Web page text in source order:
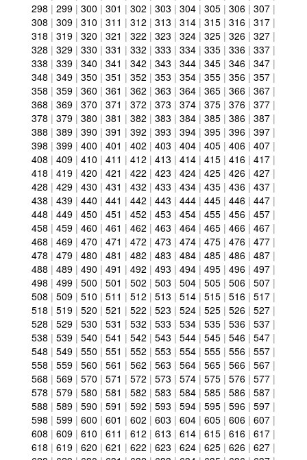
298 | 299 | 300 | 301 | 302 | 303 | 304 | 305 | 306 | 307 |
308 | 309 | 310 | 311 | 312 | 313 | 314 | 315 | 316 | 317 |
318 | 319 | 320 | 321 | 322 | 323 | 324 | 325 | 326 | 327 |
328 | 329 | 330 | 331 | 332 | 333 | 334 | 335 | 336 | 337 |
338 | 339 | 340 | 341 | 342 | 343 | 344 | 345 | 346 | 347 |
348 | 349 | 350 | 351 | 352 | 353 | 354 | 355 | 356 | 357 |
358 | 359 | 360 | 361 | 362 | 363 | 364 | 365 | 366 | 367 |
368 | 369 | 370 | 371 | 372 | 373 | 374 | 375 | 376 | 377 |
378 | 379 | 380 | 381 | 382 | 383 | 384 | 385 | 386 | 387 |
388 | 389 | 390 | 391 | 392 | 393 | 394 | 395 | 396 | 397 |
398 | 399 | 400 | 401 | 402 | 403 | 404 | 405 | 406 | 407 |
408 | 409 | 410 | 411 | 412 | 413 | 414 | 415 | 416 | 417 |
418 | 419 | 420 | 421 | 422 | 423 | 424 | 425 | 426 | 427 |
428 | 429 | 430 | 431 | 432 | 433 | 434 | 435 | 436 | 437 |
438 | 439 | 440 | 441 | 442 | 443 | 444 | 445 | 446 | 447 |
448 | 449 | 450 | 451 | 452 | 453 | 454 | 455 | 456 | 457 |
458 | 459 | 460 | 461 | 462 | 463 | 464 | 465 | 466 | 467 |
468 | 469 | 470 | 471 | 472 | 473 | 474 | 475 | 476 | 477 |
478 | 479 | 480 | 481 | 482 | 483 | 484 | 485 | 486 | 487 |
488 | 489 | 490 | 491 | 492 | 493 | 494 | 495 | 496 | 497 |
498 | 499 | 500 | 501 | 502 | 503 | 504 | 505 | 506 | 507 |
508 | 509 | 510 | 511 | 512 | 513 | 514 | 515 | 516 | 517 |
518 | 519 | 520 | 521 | 522 | 523 | 524 | 525 | 526 | 527 |
528 | 529 | 530 | 531 | 532 | 533 | 534 | 535 | 536 | 537 |
538 | 539 | 540 | 541 | 542 | 543 | 544 | 545 | 546 | 547 |
548 | 549 | 550 | 551 | 552 | 553 | 554 | 555 | 556 | 557 |
558 | 559 | 560 | 561 | 562 | 563 | 564 | 565 | 566 | 567 |
568 | 569 | 570 | 571 | 572 | 573 | 574 | 575 | 576 | 577 |
578 | 579 | 580 | 581 | 582 | 583 | 584 | 585 | 586 | 587 |
588 | 589 | 590 | 591 | 592 | 593 | 594 | 595 | 596 | 597 |
598 | 599 | 600 | 601 | 602 | 603 | 604 | 605 | 606 | 607 |
608 | 609 | 610 | 611 | 612 | 613 | 614 | 615 | 616 | 617 |
618 | 619 | 620 | 621 | 622 | 623 | 624 | 625 | 626 | 627 |